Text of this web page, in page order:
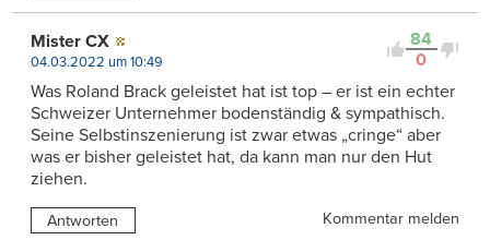
84
0
Mister CX
04.03.2022 um 10:49
Was Roland Brack geleistet hat ist top – er ist ein echter
Schweizer Unternehmer bodenständig & sympathisch.
Seine Selbstinszenierung ist zwar etwas „cringe“ aber
was er bisher geleistet hat, da kann man nur den Hut
ziehen.
Antworten
Kommentar melden